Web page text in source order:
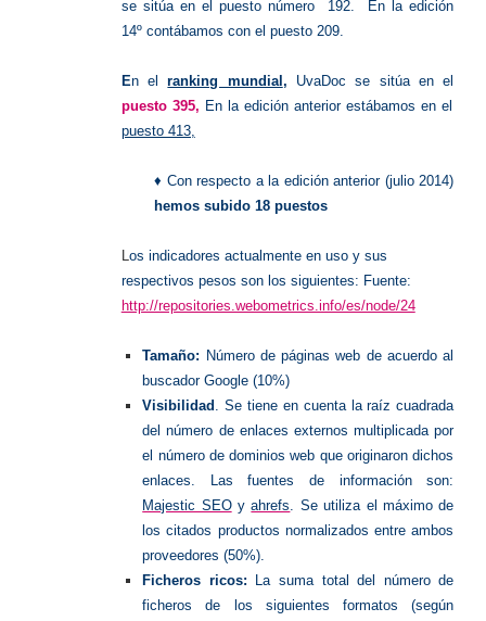
se sitúa en el puesto número 192.
En la edición
14º contábamos con el puesto 209.
En elranking mundial , UvaDoc se sitúa en el
puesto 395, En la edición anterior estábamos en el
puesto 413,
♦ Con respecto a la edición anterior (julio 2014)
hemos subido 18 puestos
Los indicadores actualmente en uso y sus
respectivos pesos son los siguientes: Fuente:
http://repositories.webometrics.info/es/node/24
Tamaño: Número de páginas web de acuerdo al
buscador Google (10%)
Visibilidad . Se tiene en cuenta la raíz cuadrada
del número de enlaces externos multiplicada por
el número de dominios web que originaron dichos
enlaces. Las fuentes de información son:
Majestic SEOyahrefs. Se utiliza el máximo de
los citados productos normalizados entre ambos
proveedores (50%).
Ficheros ricos: La suma total del número de
ficheros de los siguientes formatos (según